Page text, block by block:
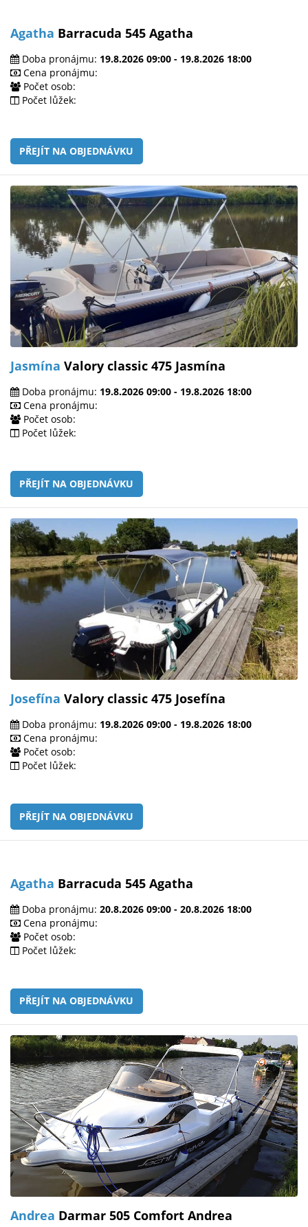
Agatha Barracuda 545 Agatha
Doba pronájmu: 19.8.2026 09:00 - 19.8.2026 18:00
Cena pronájmu:
Počet osob:
Počet lůžek:
PŘEJÍT NA OBJEDNÁVKU
Jasmína Valory classic 475 Jasmína
Doba pronájmu: 19.8.2026 09:00 - 19.8.2026 18:00
Cena pronájmu:
Počet osob:
Počet lůžek:
PŘEJÍT NA OBJEDNÁVKU
Josefína Valory classic 475 Josefína
Doba pronájmu: 19.8.2026 09:00 - 19.8.2026 18:00
Cena pronájmu:
Počet osob:
Počet lůžek:
PŘEJÍT NA OBJEDNÁVKU
Agatha Barracuda 545 Agatha
Doba pronájmu: 20.8.2026 09:00 - 20.8.2026 18:00
Cena pronájmu:
Počet osob:
Počet lůžek:
PŘEJÍT NA OBJEDNÁVKU
Andrea Darmar 505 Comfort Andrea